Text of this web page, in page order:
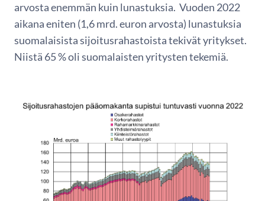
arvosta enemmän kuin lunastuksia. Vuoden 2022
aikana eniten (1,6 mrd. euron arvosta) lunastuksia
suomalaisista sijoitusrahastoista tekivät yritykset.
Niistä 65 % oli suomalaisten yritysten tekemiä.